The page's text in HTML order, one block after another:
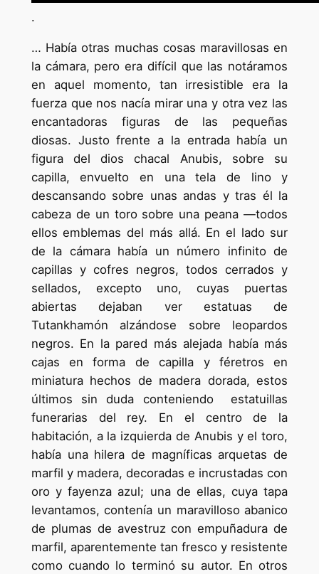
.
… Había otras muchas cosas maravillosas en
la cámara, pero era difícil que las notáramos
en aquel momento, tan irresistible era la
fuerza que nos nacía mirar una y otra vez las
encantadoras figuras de las pequeñas
diosas. Justo frente a la entrada había un
figura del dios chacal Anubis, sobre su
capilla, envuelto en una tela de lino y
descansando sobre unas andas y tras él la
cabeza de un toro sobre una peana —todos
ellos emblemas del más allá. En el lado sur
de la cámara había un número infinito de
capillas y cofres negros, todos cerrados y
sellados, excepto uno, cuyas puertas
abiertas dejaban ver estatuas de
Tutankhamón alzándose sobre leopardos
negros. En la pared más alejada había más
cajas en forma de capilla y féretros en
miniatura hechos de madera dorada, estos
últimos sin duda conteniendo estatuillas
funerarias del rey. En el centro de la
habitación, a la izquierda de Anubis y el toro,
había una hilera de magníficas arquetas de
marfil y madera, decoradas e incrustadas con
oro y fayenza azul; una de ellas, cuya tapa
levantamos, contenía un maravilloso abanico
de plumas de avestruz con empuñadura de
marfil, aparentemente tan fresco y resistente
como cuando lo terminó su autor. En otros